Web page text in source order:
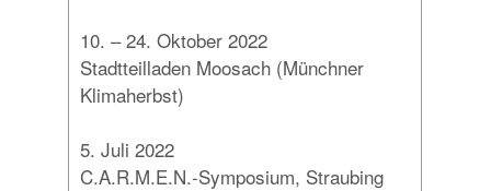
10. – 24. Oktober 2022
Stadtteilladen Moosach (Münchner
Klimaherbst)
5. Juli 2022
C.A.R.M.E.N.-Symposium, Straubing